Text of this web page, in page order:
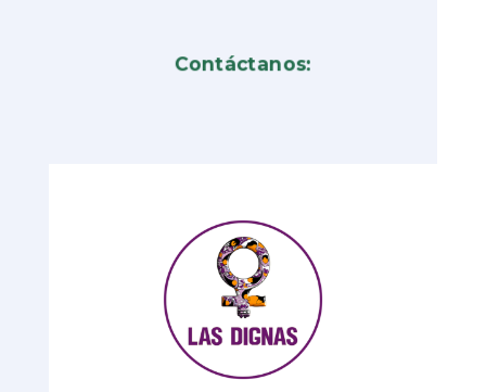
Contáctanos: